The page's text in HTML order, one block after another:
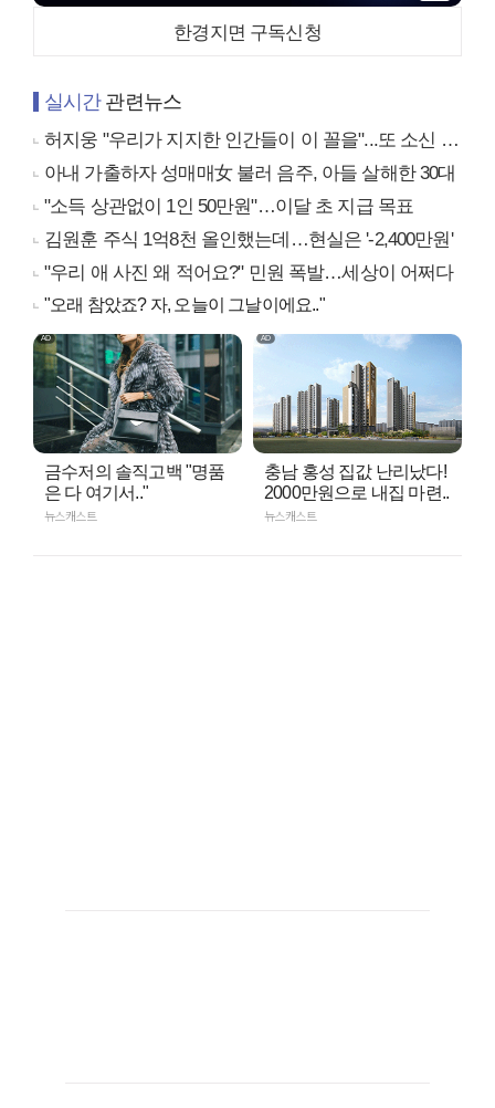
한경지면 구독신청
실시간관련뉴스
허지웅 "우리가 지지한 인간들이 이 꼴을"...또 소신 발언
아내 가출하자 성매매女 불러 음주, 아들 살해한 30대
"소득 상관없이 1인 50만원"…이달 초 지급 목표
김원훈 주식 1억8천 올인했는데…현실은 '-2,400만원'
"우리 애 사진 왜 적어요?" 민원 폭발…세상이 어쩌다
"오래 참았죠? 자, 오늘이 그날이에요.."
금수저의 솔직고백 "명품
은 다 여기서.."
뉴스캐스트
충남 홍성 집값 난리났다!
2000만원으로 내집 마련..
뉴스캐스트